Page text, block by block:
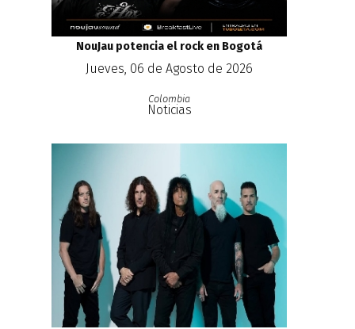
NouJau potencia el rock en Bogotá
Jueves, 06 de Agosto de 2026
Colombia
Noticias